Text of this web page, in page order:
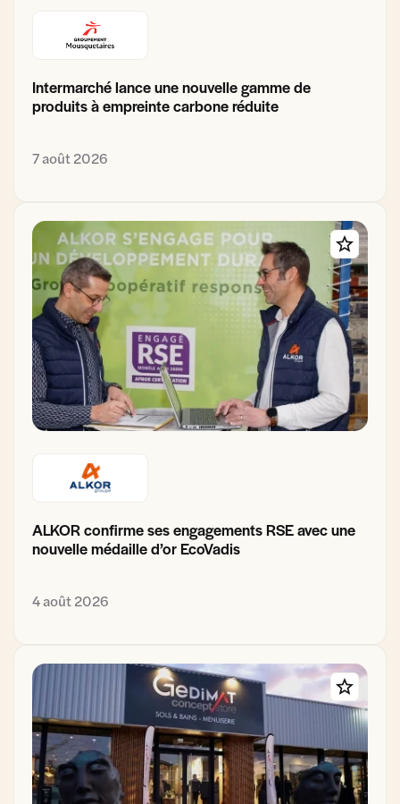
Intermarché lance une nouvelle gamme de
produits à empreinte carbone réduite
7 août 2026
ALKOR confirme ses engagements RSE avec une
nouvelle médaille d’or EcoVadis
4 août 2026